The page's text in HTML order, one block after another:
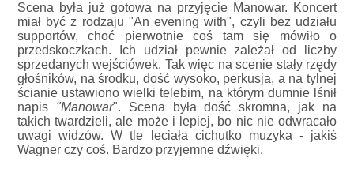
Scena była już gotowa na przyjęcie Manowar. Koncert
miał być z rodzaju "An evening with", czyli bez udziału
supportów, choć pierwotnie coś tam się mówiło o
przedskoczkach. Ich udział pewnie zależał od liczby
sprzedanych wejściówek. Tak więc na scenie stały rzędy
głośników, na środku, dość wysoko, perkusja, a na tylnej
ścianie ustawiono wielki telebim, na którym dumnie lśnił
napis "Manowar". Scena była dość skromna, jak na
takich twardzieli, ale może i lepiej, bo nic nie odwracało
uwagi widzów. W tle leciała cichutko muzyka - jakiś
Wagner czy coś. Bardzo przyjemne dźwięki.